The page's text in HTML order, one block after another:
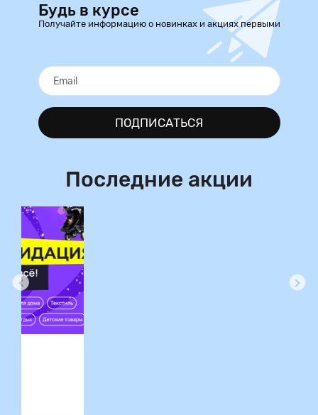
Будь в курсе
Получайте информацию о новинках и акциях первыми
ПОДПИСАТЬСЯ
Последние акции